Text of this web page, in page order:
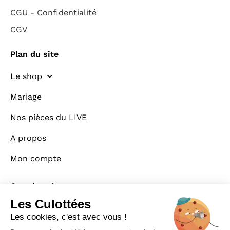
CGU - Confidentialité
CGV
Plan du site
Le shop
Mariage
Nos pièces du LIVE
A propos
Mon compte
Coordonnées
CONTACT
Les Culottées
Les cookies, c'est avec vous !